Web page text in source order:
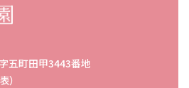
五町田甲3443番地
）